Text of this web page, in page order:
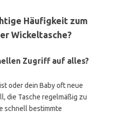
Häufigkeit zum
Wickeltasche?
Zugriff auf alles?
oder dein Baby oft neue
die Tasche regelmäßig zu
schnell bestimmte